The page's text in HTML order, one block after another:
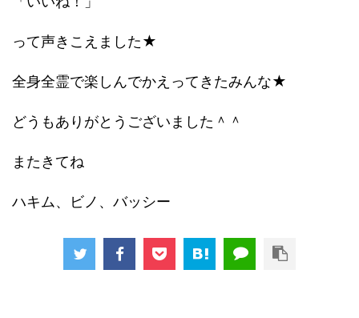
って声きこえました★
全身全霊で楽しんでかえってきたみんな★
どうもありがとうございました＾＾
またきてね
ハキム、ビノ、バッシー